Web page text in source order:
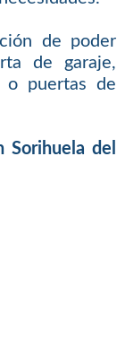
de poder
de garaje,
o puertas de
del